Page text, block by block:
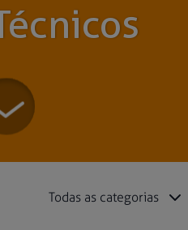
Todas as categorias